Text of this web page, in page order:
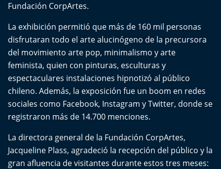
Chiche cuadra y su parrilla
Motorfem
Agenda Propia
Chile, Historia de 30 años
Carrera a La Moneda
Sello de raza
Fundación CorpArtes.
La exhibición permitió que más de 160 mil personas
disfrutaran todo el arte alucinógeno de la precursora
del movimiento arte pop, minimalismo y arte
feminista, quien con pinturas, esculturas y
espectaculares instalaciones hipnotizó al público
chileno. Además, la exposición fue un boom en redes
sociales como Facebook, Instagram y Twitter, donde se
registraron más de 14.700 menciones.
La directora general de la Fundación CorpArtes,
Jacqueline Plass, agradeció la recepción del público y la
gran afluencia de visitantes durante estos tres meses: